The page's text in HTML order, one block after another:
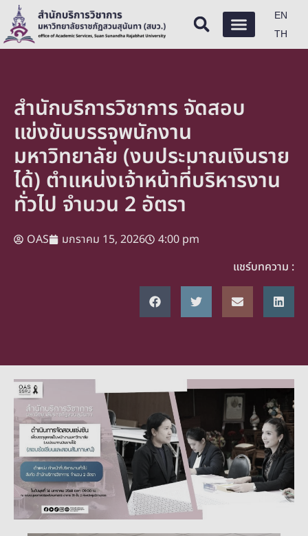
EN
TH
สำนักบริการวิชาการ จัดสอบ
แข่งขันบรรจุพนักงาน
มหาวิทยาลัย (งบประมาณเงินราย
ได้) ตำแหน่งเจ้าหน้าที่บริหารงาน
ทั่วไป จำนวน 2 อัตรา
OAS มกราคม 15, 2026
4:00 pm
แชร์บทความ :